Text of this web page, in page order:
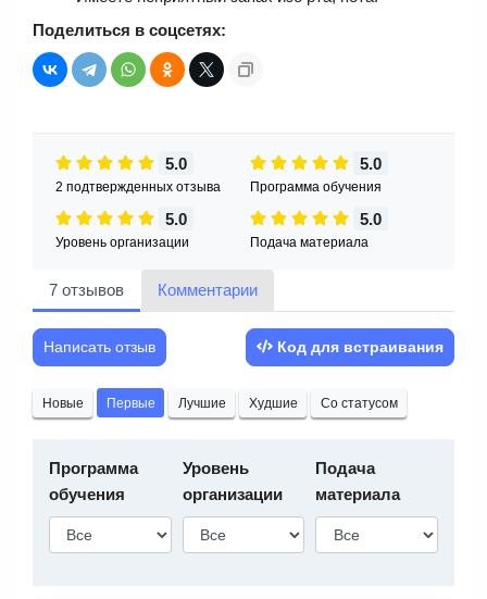
Поделиться в соцсетях:
5.0
2 подтвержденных отзыва
5.0
Программа обучения
5.0
Уровень организации
5.0
Подача материала
7 отзывов Комментарии
Написать отзыв Код для встраивания
Новые Первые Лучшие Худшие Со статусом
Программа
обучения
Уровень
организации
Подача
материала